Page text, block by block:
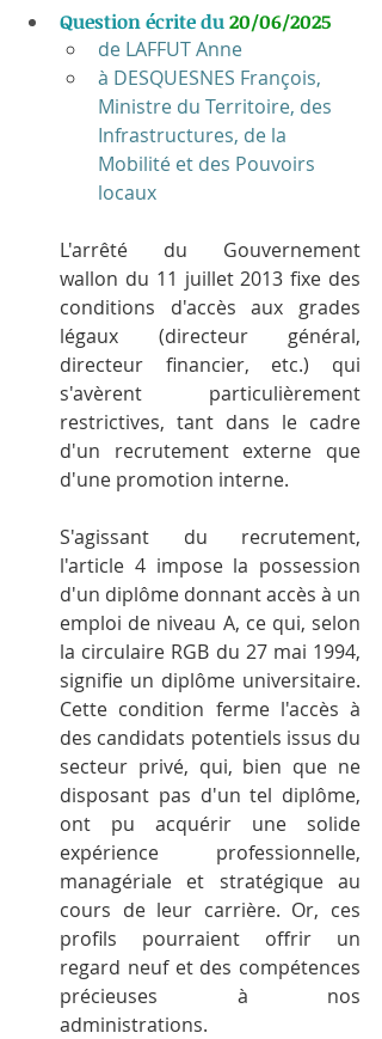
Question écrite du 20/06/2025
de LAFFUT Anne
à DESQUESNES François,
Ministre du Territoire, des
Infrastructures, de la
Mobilité et des Pouvoirs
locaux
L'arrêté du Gouvernement
wallon du 11 juillet 2013 fixe des
conditions d'accès aux grades
légaux (directeur général,
directeur financier, etc.) qui
s'avèrent particulièrement
restrictives, tant dans le cadre
d'un recrutement externe que
d'une promotion interne.
S'agissant du recrutement,
l'article 4 impose la possession
d'un diplôme donnant accès à un
emploi de niveau A, ce qui, selon
la circulaire RGB du 27 mai 1994,
signifie un diplôme universitaire.
Cette condition ferme l'accès à
des candidats potentiels issus du
secteur privé, qui, bien que ne
disposant pas d'un tel diplôme,
ont pu acquérir une solide
expérience professionnelle,
managériale et stratégique au
cours de leur carrière. Or, ces
profils pourraient offrir un
regard neuf et des compétences
précieuses à nos
administrations.